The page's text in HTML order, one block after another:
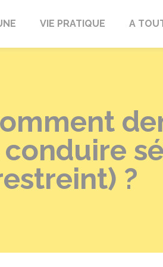
VIE PRATIQUE A
?